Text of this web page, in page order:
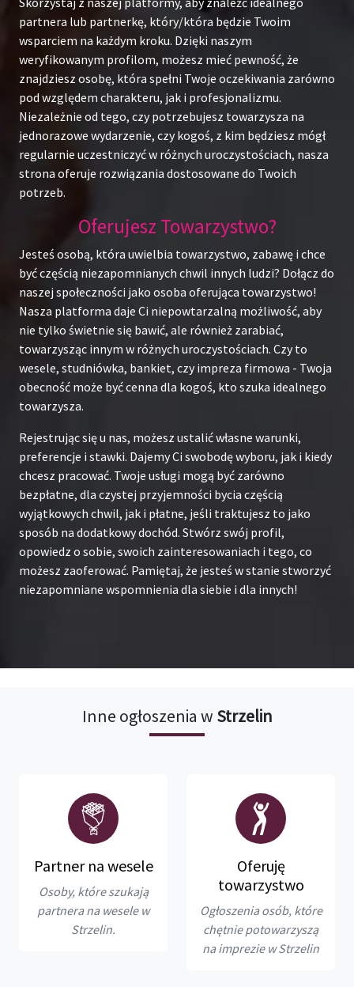
partnera lub partnerkę, który/która będzie Twoim
wsparciem na każdym kroku. Dzięki naszym
weryfikowanym profilom, możesz mieć pewność, że
znajdziesz osobę, która spełni Twoje oczekiwania zarówno
pod względem charakteru, jak i profesjonalizmu.
Niezależnie od tego, czy potrzebujesz towarzysza na
jednorazowe wydarzenie, czy kogoś, z kim będziesz mógł
regularnie uczestniczyć w różnych uroczystościach, nasza
strona oferuje rozwiązania dostosowane do Twoich
potrzeb.
Oferujesz Towarzystwo?
Jesteś osobą, która uwielbia towarzystwo, zabawę i chce
być częścią niezapomnianych chwil innych ludzi? Dołącz do
naszej społeczności jako osoba oferująca towarzystwo!
Nasza platforma daje Ci niepowtarzalną możliwość, aby
nie tylko świetnie się bawić, ale również zarabiać,
towarzysząc innym w różnych uroczystościach. Czy to
wesele, studniówka, bankiet, czy impreza firmowa - Twoja
obecność może być cenna dla kogoś, kto szuka idealnego
towarzysza.
Rejestrując się u nas, możesz ustalić własne warunki,
preferencje i stawki. Dajemy Ci swobodę wyboru, jak i kiedy
chcesz pracować. Twoje usługi mogą być zarówno
bezpłatne, dla czystej przyjemności bycia częścią
wyjątkowych chwil, jak i płatne, jeśli traktujesz to jako
sposób na dodatkowy dochód. Stwórz swój profil,
opowiedz o sobie, swoich zainteresowaniach i tego, co
możesz zaoferować. Pamiętaj, że jesteś w stanie stworzyć
niezapomniane wspomnienia dla siebie i dla innych!
Inne ogłoszenia w Strzelin
Partner na wesele
Osoby, które szukają
partnera na wesele w
Strzelin.
Oferuję
towarzystwo
Ogłoszenia osób, które
chętnie potowarzyszą
na imprezie w Strzelin